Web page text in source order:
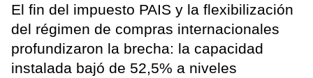
El fin del impuesto PAIS y la flexibilización
del régimen de compras internacionales
profundizaron la brecha: la capacidad
instalada bajó de 52,5% a niveles